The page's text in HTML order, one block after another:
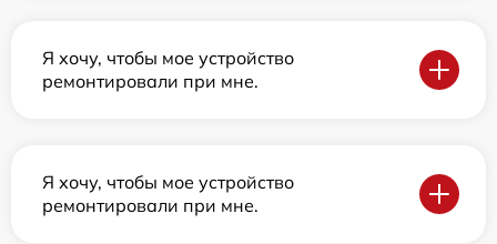
Я хочу, чтобы мое устройство
ремонтировали при мне.
Я хочу, чтобы мое устройство
ремонтировали при мне.